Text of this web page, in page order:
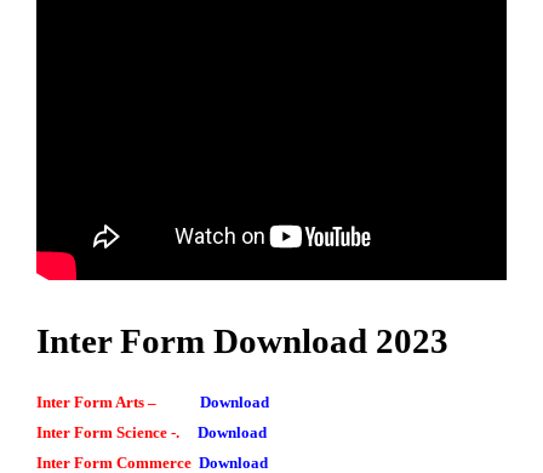
Inter Form Download 2023
Inter Form Arts –
Download
Inter Form Science -. Download
Inter Form Commerce Download